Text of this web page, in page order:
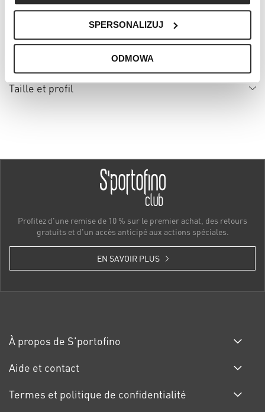
SPERSONALIZUJ
ODMOWA
Détails et description
Taille et profil
Profitez d'une remise de 10 % sur le premier achat, des retours
gratuits et d'un accès anticipé aux actions spéciales.
EN SAVOIR PLUS
À propos de S'portofino
Aide et contact
Termes et politique de confidentialité